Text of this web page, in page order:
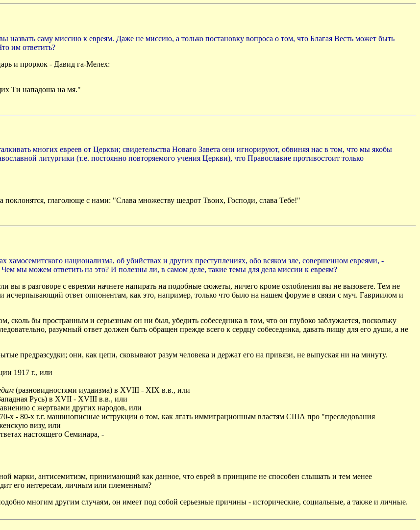
назвать саму миссию к евреям. Даже не миссию, а только постановку вопроса о том, что Благая Весть может быть
им ответить?
и проркок - Давид га-Мелех:
Ти нападоша на мя."
многих евреев от Церкви; свидeтельства Новаго Завeта они игнорируют, обвиняя нас в том, что мы якобы
литургики (т.е. постоянно повторяемого учения Церкви), что Православие противостоит только
глаголюще с нами: "Слава множеству щедрот Твоих, Господи, слава Тебе!"
национализма, об убийствах и других преступлениях, обо всяком зле, совершенном евреями, -
мы можем ответить на это? И полезны ли, в самом деле, такие темы для дела миссии к евреям?
вы в разговоре с евреями начнете напирать на подобные сюжеты, ничего кроме озлобления вы не вызовете. Тем не
ответ оппонентам, как это, например, только что было на нашем форуме в связи с муч. Гавриилом и
бы пространным и серьезным он ни был, убедить собеседника в том, что он глубоко заблужается, поскольку
разумный ответ должен быть обращен прежде всего к сердцу собеседника, давать пищу для его души, а не
предразсудки; они, как цепи, сковывают разум человека и держат его на привязи, не выпуская ни на минуту.
1917 г., или
(разновидностями иудаизма) в ХVIII - ХIХ в.в., или
Русь) в ХVII - ХVIII в.в., или
с жертвами других народов, или
х - 80-х г.г. машинописные иструкции о том, как лгать иммиграционным властям США про "преследования
визу, или
настоящего Семинара, -
марки, антисемитизм, принимающий как данное, что еврей в принципе не способен слышать и тем менее
его интересам, личным или племенным?
многим другим случаям, он имеет под собой серьезные причины - исторические, социальные, а также и личные.